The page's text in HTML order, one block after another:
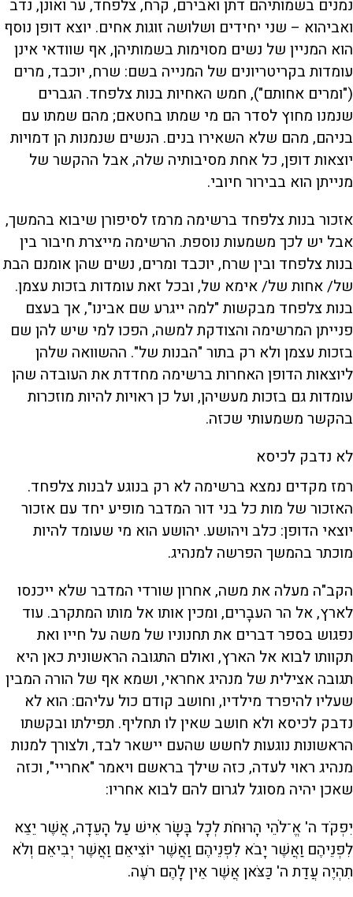
נמנים בשמותיהם דתן ואבירם, קרח, צלפחד, ער ואונן, נדב
ואביהוא – שני יחידים ושלושה זוגות אחים. יוצא דופן נוסף
הוא המניין של נשים מסוימות בשמותיהן, אף שוודאי אינן
עומדות בקריטריונים של המנייה בשם: שרח, יוכבד, מרים
("ומרים אחותם"), חמש האחיות בנות צלפחד. הגברים
שנמנו מחוץ לסדר הם מי שמתו בחטאם; מהם שמתו עם
בניהם, מהם שלא השאירו בנים. הנשים שנמנות הן דמויות
יוצאות דופן, כל אחת מסיבותיה שלה, אבל ההקשר של
מנייתן הוא בבירור חיובי.
אזכור בנות צלפחד ברשימה מרמז לסיפורן שיבוא בהמשך,
אבל יש לכך משמעות נוספת. הרשימה מייצרת חיבור בין
בנות צלפחד ובין שרח, יוכבד ומרים, נשים שהן אומנם הבת
של/ אחות של/ אימא של, ובכל זאת עומדות בזכות עצמן.
בנות צלפחד מבקשות "למה ייגרע שם אבינו", אך בעצם
פנייתן המרשימה והצודקת למשה, הפכו למי שיש להן שם
בזכות עצמן ולא רק בתור "הבנות של". ההשוואה שלהן
ליוצאות הדופן האחרות ברשימה מחדדת את העובדה שהן
עומדות גם בזכות מעשיהן, ועל כן ראויות להיות מוזכרות
בהקשר משמעותי שכזה.
לא נדבק לכיסא
רמז מקדים נמצא ברשימה לא רק בנוגע לבנות צלפחד.
האזכור של מות כל בני דור המדבר מופיע יחד עם אזכור
יוצאי הדופן: כלב ויהושע. יהושע הוא מי שעומד להיות
מוכתר בהמשך הפרשה למנהיג.
הקב"ה מעלה את משה, אחרון שורדי המדבר שלא ייכנסו
לארץ, אל הר העבָרים, ומכין אותו אל מותו המתקרב. עוד
נפגוש בספר דברים את תחנוניו של משה על חייו ואת
תקוותו לבוא אל הארץ, ואולם התגובה הראשונית כאן היא
תגובה אצילית של מנהיג אחראי, ושמא אף של הורה המבין
שעליו להיפרד מילדיו, וחושב קודם כול עליהם: הוא לא
נדבק לכיסא ולא חושב שאין לו תחליף. תפילתו ובקשתו
הראשונות נוגעות לחשש שהעם יישאר לבד, ולצורך למנות
מנהיג ראוי לעדה, כזה שילך בראשם ויאמר "אחריי", וכזה
שאכן יהיה מסוגל לגרום להם לבוא אחריו:
יִפְקֹד ה' אֱ־לֹֹהֵי הָרוּחֹת לְכָל בָּשָׂר אִישׁ עַל הָעֵדָה, אֲשֶׁר יֵצֵא
לִפְנֵיהֶם וַאֲשֶׁר יָבֹא לִפְנֵיהֶם וַאֲשֶׁר יוֹצִיאֵם וַאֲשֶׁר יְבִיאֵם וְלֹא
תִהְיֶה עֲדַת ה' כַּצֹּאן אֲשֶׁר אֵין לָהֶם רֹעֶה.